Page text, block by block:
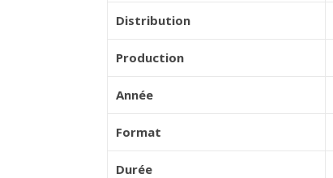
Distribution
Production
Année
Format
Durée